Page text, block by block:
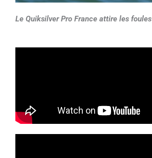
Le Quiksilver Pro France attire les foules